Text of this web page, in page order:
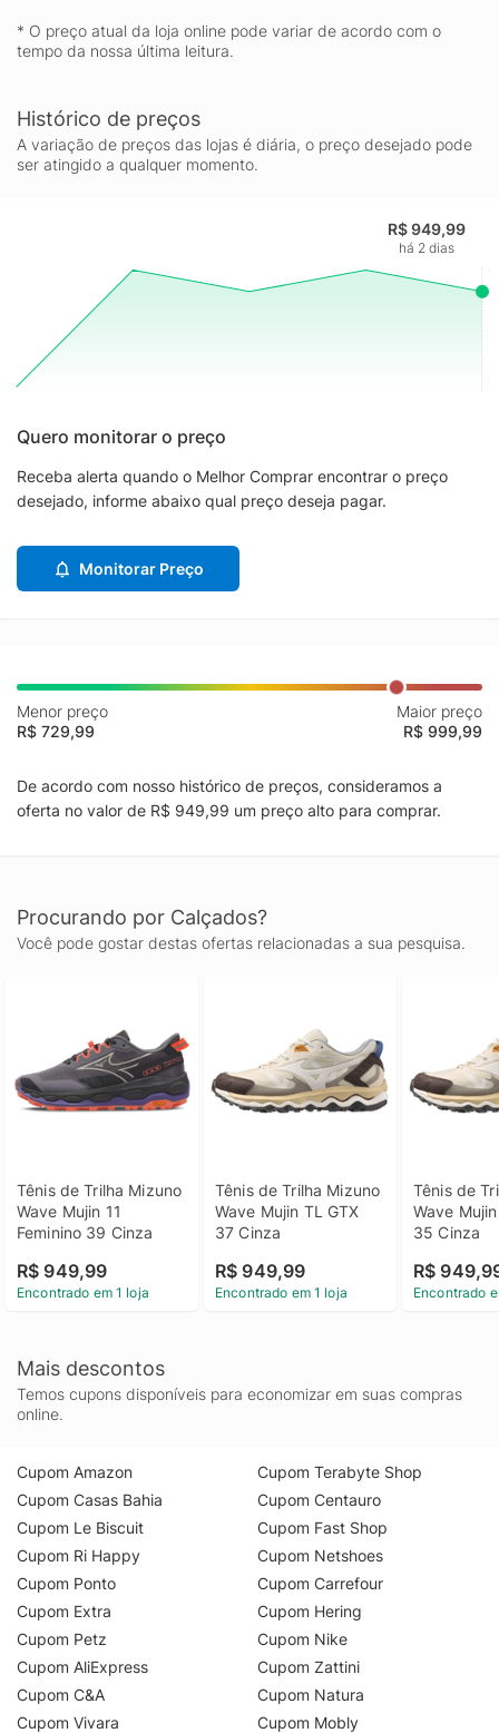
* O preço atual da loja online pode variar de acordo com o
tempo da nossa última leitura.
Histórico de preços
A variação de preços das lojas é diária, o preço desejado pode
ser atingido a qualquer momento.
R$ 949,99
há 2 dias
Quero monitorar o preço
Receba alerta quando o Melhor Comprar encontrar o preço
desejado, informe abaixo qual preço deseja pagar.
Monitorar Preço
Menor preço
R$ 729,99
Maior preço
R$ 999,99
De acordo com nosso histórico de preços, consideramos a
oferta no valor de R$ 949,99 um preço alto para comprar.
Procurando por Calçados?
Você pode gostar destas ofertas relacionadas a sua pesquisa.
Tênis de Trilha Mizuno
Wave Mujin 11
Feminino 39 Cinza
R$ 949,99
Encontrado em 1 loja
Tênis de Trilha Mizuno
Wave Mujin TL GTX
37 Cinza
R$ 949,99
Encontrado em 1 loja
Tênis de
Wave
35 Cinza
R$
Encontrado
Mais descontos
Temos cupons disponíveis para economizar em suas compras
online.
Cupom Amazon
Cupom Casas Bahia
Cupom Le Biscuit
Cupom Ri Happy
Cupom Ponto
Cupom Extra
Cupom Petz
Cupom AliExpress
Cupom C&A
Cupom Vivara
Cupom Terabyte Shop
Cupom Centauro
Cupom Fast Shop
Cupom Netshoes
Cupom Carrefour
Cupom Hering
Cupom Nike
Cupom Zattini
Cupom Natura
Cupom Mobly